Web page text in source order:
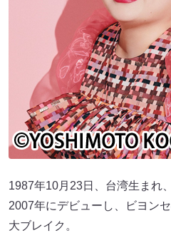
1987年10月23日、台湾生まれ
2007年にデビューし、ビヨン
大ブレイク。